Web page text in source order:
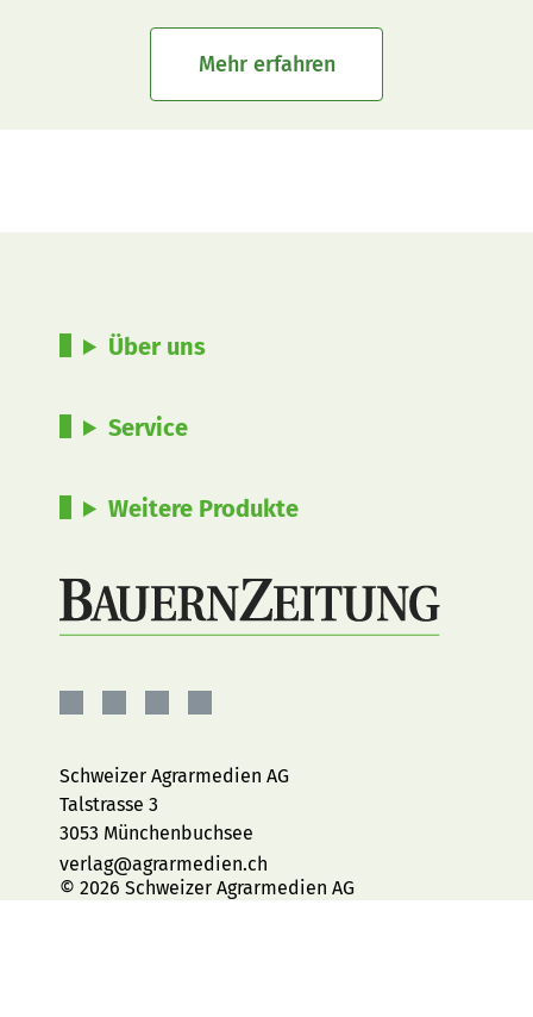
Mehr erfahren
Über uns
Service
Weitere Produkte
Facebook
Instagram
YouTubeLinkedIn
Schweizer Agrarmedien AG
Talstrasse 3
3053 Münchenbuchsee
verlag@agrarmedien.ch
© 2026 Schweizer Agrarmedien AG